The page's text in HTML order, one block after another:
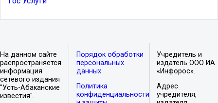
На данном сайте
распространяется
информация
сетевого издания
"Усть-Абаканские
известия".
Порядок обработки
персональных
данных
Политика
конфиденциальности
Учредитель и
издатель ООО ИА
«Инфорос».
Адрес
учредителя,